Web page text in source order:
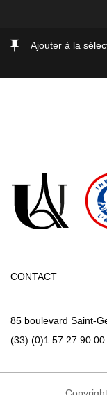
Ajouter à la
CONTACT
85 boulevard Saint-
(33) (0)1 57 27 90 00